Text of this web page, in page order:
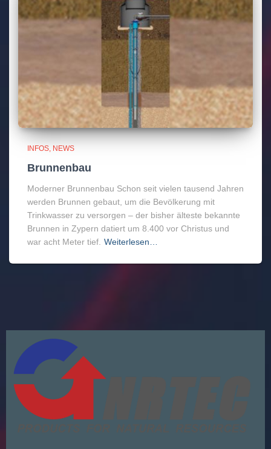
INFOS NEWS
Brunnenbau
Moderner Brunnenbau Schon seit vielen tausend Jahren
werden Brunnen gebaut, um die Bevölkerung mit
Trinkwasser zu versorgen – der bisher älteste bekannte
Brunnen in Zypern datiert um 8.400 vor Christus und
war acht Meter tief. Weiterlesen…